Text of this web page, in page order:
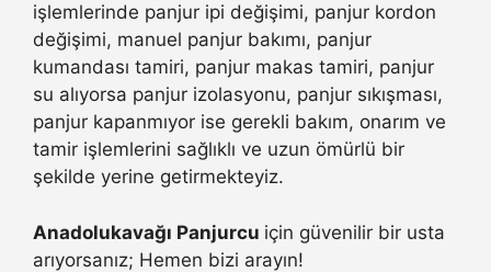
işlemlerinde panjur ipi değişimi, panjur kordon
değişimi, manuel panjur bakımı, panjur
kumandası tamiri, panjur makas tamiri, panjur
su alıyorsa panjur izolasyonu, panjur sıkışması,
panjur kapanmıyor ise gerekli bakım, onarım ve
tamir işlemlerini sağlıklı ve uzun ömürlü bir
şekilde yerine getirmekteyiz.
Anadolukavağı Panjurcu için güvenilir bir usta
arıyorsanız; Hemen bizi arayın!